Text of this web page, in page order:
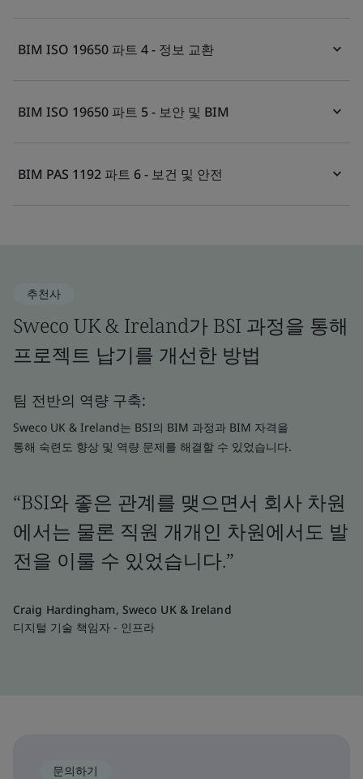
BIM ISO 19650 파트 4 - 정보 교환
BIM ISO 19650 파트 5 - 보안 및 BIM
BIM PAS 1192 파트 6 - 보건 및 안전
추천사
Sweco UK & Ireland가 BSI 과정을 통해
프로젝트 납기를 개선한 방법
팀 전반의 역량 구축:
Sweco UK & Ireland는 BSI의 BIM 과정과 BIM 자격을
통해 숙련도 향상 및 역량 문제를 해결할 수 있었습니다.
“BSI와 좋은 관계를 맺으면서 회사 차원
에서는 물론 직원 개개인 차원에서도 발
전을 이룰 수 있었습니다.”
Craig Hardingham, Sweco UK & Ireland
디지털 기술 책임자 - 인프라
문의하기